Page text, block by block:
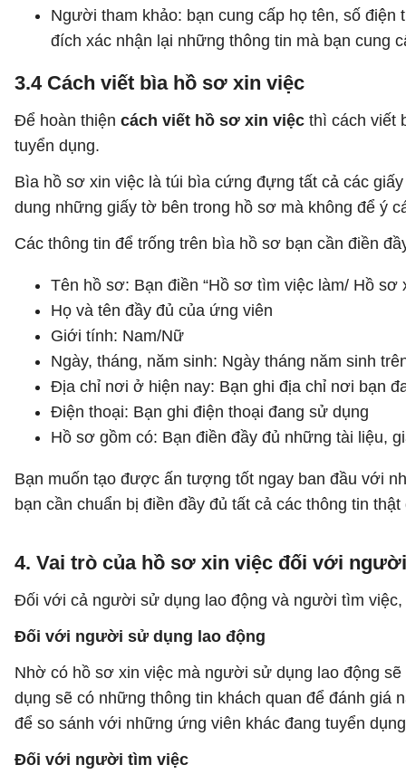
Người tham khảo: bạn cung cấp họ tên, số
đích xác nhận lại những thông tin mà bạn cung
3.4 Cách viết bìa hồ sơ xin việc
Để hoàn thiện cách viết hồ sơ xin việc thì cách viết
tuyển dụng.
Bìa hồ sơ xin việc là túi bìa cứng đựng tất cả các
dung những giấy tờ bên trong hồ sơ mà không để ý
Các thông tin để trống trên bìa hồ sơ bạn cần điền
Tên hồ sơ: Bạn điền “Hồ sơ tìm việc làm/ Hồ sơ
Họ và tên đầy đủ của ứng viên
Giới tính: Nam/Nữ
Ngày, tháng, năm sinh: Ngày tháng năm sinh
Địa chỉ nơi ở hiện nay: Bạn ghi địa chỉ nơi bạn
Điện thoại: Bạn ghi điện thoại đang sử dụng
Hồ sơ gồm có: Bạn điền đầy đủ những tài liệu,
Bạn muốn tạo được ấn tượng tốt ngay ban đầu với
bạn cần chuẩn bị điền đầy đủ tất cả các thông tin
4. Vai trò của hồ sơ xin việc đối với
Đối với cả người sử dụng lao động và người tìm
Đối với người sử dụng lao động
Nhờ có hồ sơ xin việc mà người sử dụng lao động
dụng sẽ có những thông tin khách quan để đánh
để so sánh với những ứng viên khác đang tuyển
Đối với người tìm việc